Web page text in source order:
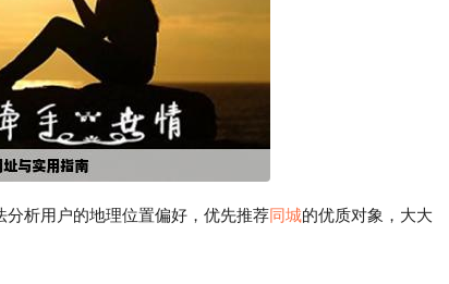
析用户的地理位置偏好，优先推荐同城的优质对象，大大